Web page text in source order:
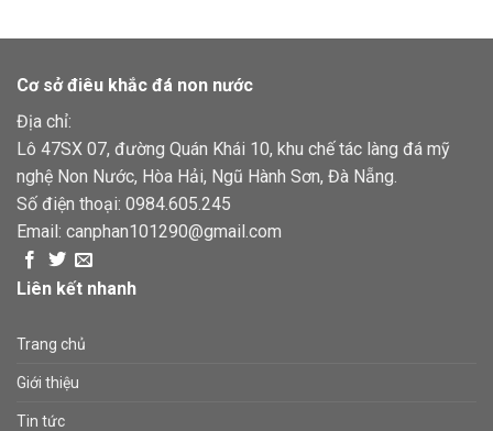
Cơ sở điêu khắc đá non nước
Địa chỉ:
Lô 47SX 07, đường Quán Khái 10, khu chế tác làng đá mỹ
nghệ Non Nước, Hòa Hải, Ngũ Hành Sơn, Đà Nẵng.
Số điện thoại: 0984.605.245
Email: canphan101290@gmail.com
Liên kết nhanh
Trang chủ
Giới thiệu
Tin tức